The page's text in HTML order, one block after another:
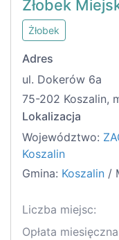
Żłobek
Żłobek
Adres
ul. Dokerów 6a
75-202 Koszalin,
Lokalizacja
Województwo:
Koszalin
Gmina: Koszalin /
Liczba miejsc:
Opłata